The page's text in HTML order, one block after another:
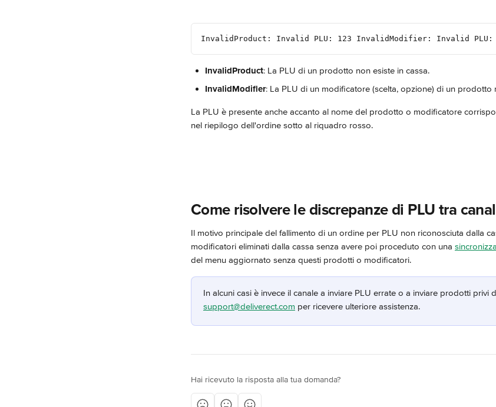
InvalidProduct: Invalid PLU: 123 InvalidModifier: Invalid PLU:
InvalidProduct: La PLU di un prodotto non esiste in cassa.
InvalidModifier: La PLU di un modificatore (scelta, opzione) di un prodotto
La PLU è presente anche accanto al nome del prodotto o modificatore
nel riepilogo dell'ordine sotto al riquadro rosso.
Come risolvere le discrepanze di PLU tra
Il motivo principale del fallimento di un ordine per PLU non riconosciuta dalla
modificatori eliminati dalla cassa senza avere poi proceduto con una
del menu aggiornato senza questi prodotti o modificatori.
In alcuni casi è invece il canale a inviare PLU errate o a inviare prodotti privi
support@deliverect.com per ricevere ulteriore assistenza.
Hai ricevuto la risposta alla tua domanda?